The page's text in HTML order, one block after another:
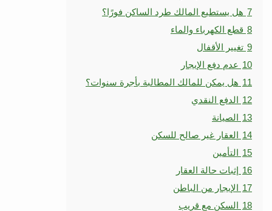
7 هل يستطيع المالك طرد الساكن فورًا؟
8 قطع الكهرباء والماء
9 تغيير الأقفال
10 عدم دفع الإيجار
11 هل يمكن للمالك المطالبة بأجرة سنوات؟
12 الدفع النقدي
13 الصيانة
14 العقار غير صالح للسكن
15 التأمين
16 إثبات حالة العقار
17 الإيجار من الباطن
18 السكن مع قريب